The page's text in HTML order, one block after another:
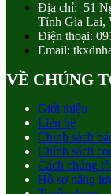
Địa chỉ: 51
Tỉnh Gia Lai,
Điện thoại:
Email:
VỀ CHÚNG
Giới thiệu
Liên hệ
Chính sách
Chính sách
Cách chúng
Hồ sơ năng